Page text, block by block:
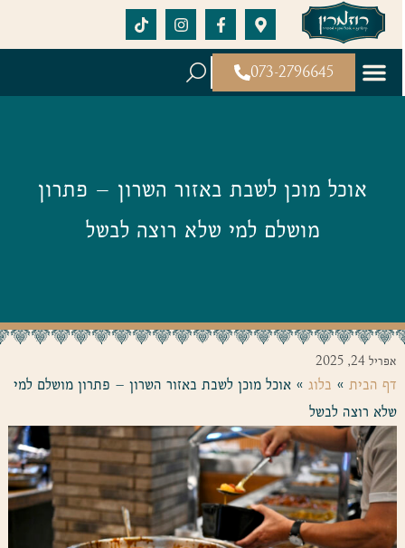
073-2796645
אוכל מוכן לשבת באזור השרון – פתרון
מושלם למי שלא רוצה לבשל
אפריל 24, 2025
דף הבית» בלוג» אוכל מוכן לשבת באזור השרון – פתרון מושלם למי
שלא רוצה לבשל